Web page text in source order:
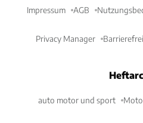
Impressum AGB
Privacy Manager
auto motor und sport